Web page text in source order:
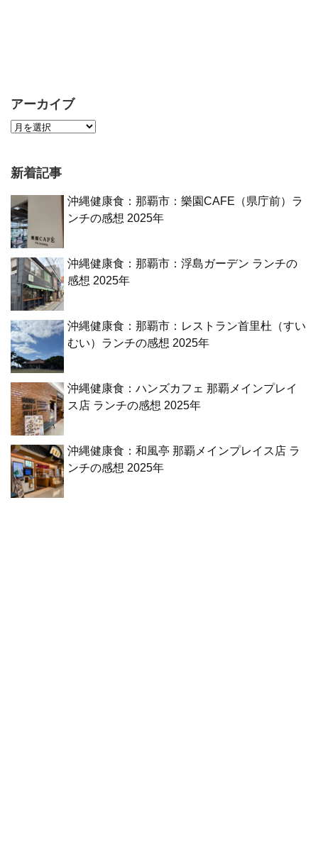
アーカイブ
新着記事
沖縄健康食：那覇市：樂園CAFE（県庁前）ラ
ンチの感想 2025年
沖縄健康食：那覇市：浮島ガーデン ランチの
感想 2025年
沖縄健康食：那覇市：レストラン首里杜（すい
むい）ランチの感想 2025年
沖縄健康食：ハンズカフェ 那覇メインプレイ
ス店 ランチの感想 2025年
沖縄健康食：和風亭 那覇メインプレイス店 ラ
ンチの感想 2025年